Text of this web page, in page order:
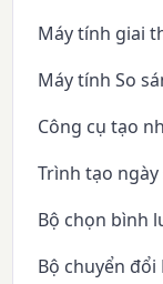
Máy tính giai
Máy tính So
Công cụ tạo
Trình tạo
Bộ chọn bình
Bộ chuyển